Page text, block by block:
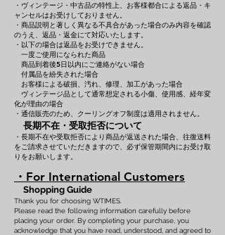
・ヴィンテージ・中古品の特性上、お客様都合による返品・キ
ャンセルはお受けしておりません。
・商品説明と著しく異なる不具合があった場合のみ内容を確認
のうえ、返品・返金にて対応いたします。
・以下の場合は返品をお受けできません。
一度ご使用になられた商品
商品到着後5日以内にご連絡がない場合
付属品を紛失された場合
お客様による破損、汚れ、修理、加工があった場合
ヴィンテージ品として通常想定される小傷、使用感、経年変
化が理由の場合
・通信販売のため、クーリングオフ制度は適用されません。
長期不在・受取拒否について
・長期不在や受取拒否により商品が返送された場合、往復送料
をご請求させていただきますので、必ず保管期間内にお受け取
りをお願いします。
・For International Customers
Shopping Guide
Thank you for choosing WTIMES.
Please read the following information carefully before
placing your order. By completing your purchase, you
acknowledge that you have read, understood, and agreed to